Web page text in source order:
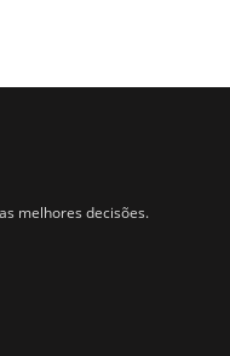
melhores decisões.